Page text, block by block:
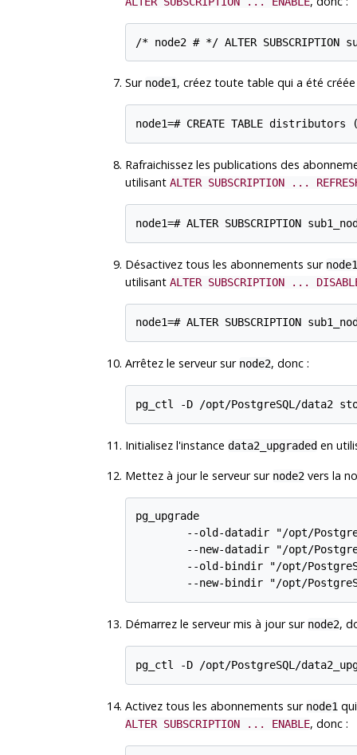
Sur node1, créez toute table qui a été
Rafraichissez les publications des
utilisant ALTER SUBSCRIPTION ...
Désactivez tous les abonnements sur node1
utilisant ALTER SUBSCRIPTION ...
Arrêtez le serveur sur node2, donc :
Initialisez l'instance data2_upgradeden
Mettez à jour le serveur sur node2vers la
pg_upgrade
--old-datadir "/opt/
--new-datadir "/opt/
--old-bindir "/opt/
Démarrez le serveur mis à jour sur node2,
Activez tous les abonnements sur node1qui
ALTER SUBSCRIPTION ... ENABLE, donc :